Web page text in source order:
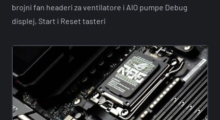
brojni fan headeri za ventilatore i AIO pumpe Debug
displej, Start i Reset tasteri